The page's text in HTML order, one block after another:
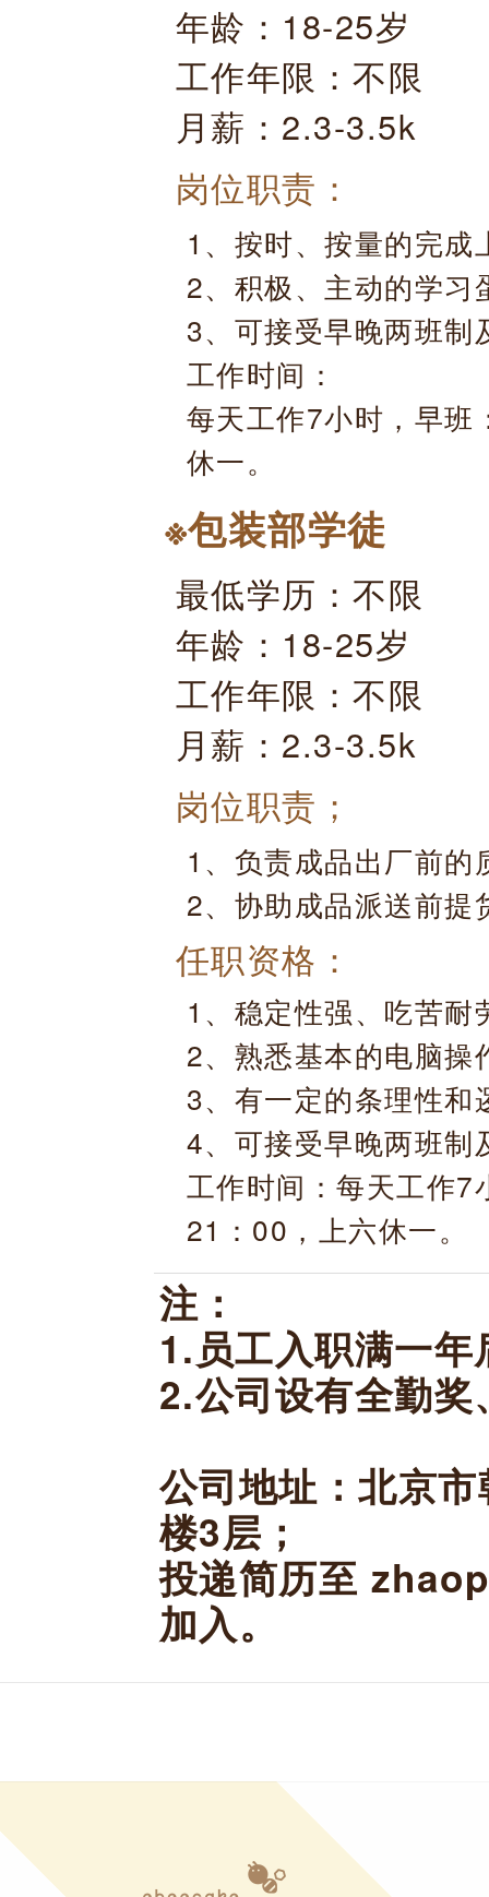
年龄：18-25岁
工作年限：不限
月薪：2.3-3.5k
岗位职责：
1、按时、按量的完成
2、积极、主动的学习
3、可接受早晚两班制
工作时间：
每天工作7小时，早
休一。
※包装部学徒
最低学历：不限
年龄：18-25岁
工作年限：不限
月薪：2.3-3.5k
岗位职责；
1、负责成品出厂前
2、协助成品派送前提
任职资格：
1、稳定性强、吃苦耐
2、熟悉基本的电脑操
3、有一定的条理性和
4、可接受早晚两班制
工作时间：每天工作
21：00，上六休一。
注：
1.员工入职满一
2.公司设有全勤
公司地址：北京
楼3层；
投递简历至
加入。